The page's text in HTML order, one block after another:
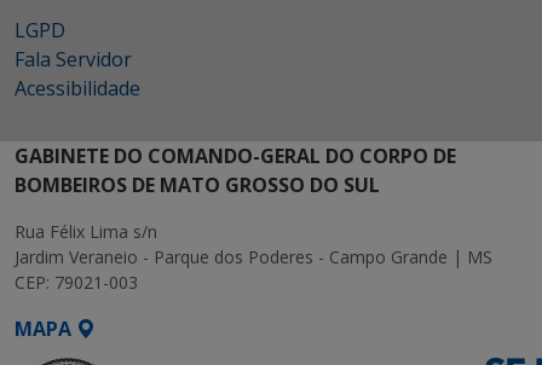
LGPD
Fala Servidor
Acessibilidade
GABINETE DO COMANDO-GERAL DO CORPO DE
BOMBEIROS DE MATO GROSSO DO SUL
Rua Félix Lima s/n
Jardim Veraneio - Parque dos Poderes - Campo Grande | MS
CEP: 79021-003
MAPA